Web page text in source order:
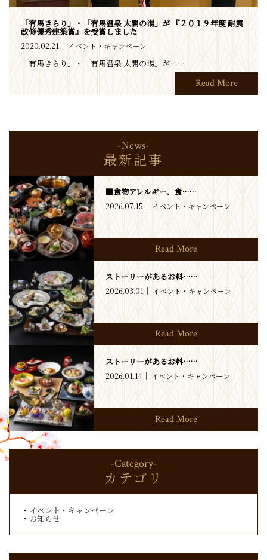
「有馬きらり」・「有馬温泉 太閤の湯」が 『２０１９年度 耐震
改修優秀建築賞』を受賞しました
2020.02.21 イベント・キャンペーン
「有馬きらり」・「有馬温泉 太閤の湯」が……
Read More
-News-
最新記事
■食物アレルギー、食……
2026.07.15 イベント・キャンペーン
Read More
ストーリーがあるお料……
2026.03.01 イベント・キャンペーン
Read More
ストーリーがあるお料……
2026.01.14 イベント・キャンペーン
Read More
-Category-
カテゴリ
イベント・キャンペーン
お知らせ